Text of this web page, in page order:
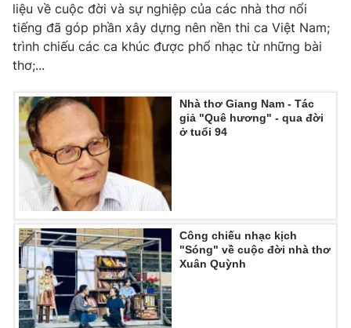
liệu về cuộc đời và sự nghiệp của các nhà thơ nổi
tiếng đã góp phần xây dựng nên nền thi ca Việt Nam;
trình chiếu các ca khúc được phổ nhạc từ những bài
thơ;...
Nhà thơ Giang Nam - Tác
giả "Quê hương" - qua đời
ở tuổi 94
Công chiếu nhạc kịch
"Sóng" về cuộc đời nhà thơ
Xuân Quỳnh